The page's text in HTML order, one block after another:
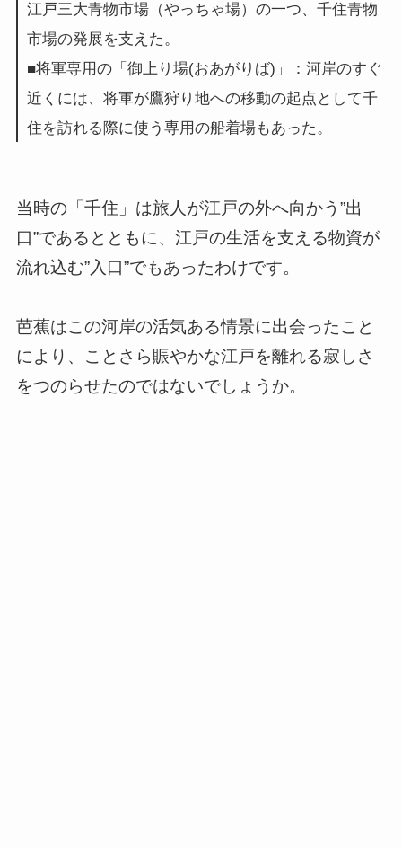
江戸三大青物市場（やっちゃ場）の一つ、千住青物
市場の発展を支えた。
■将軍専用の「御上り場(おあがりば)」：河岸のすぐ
近くには、将軍が鷹狩り地への移動の起点として千
住を訪れる際に使う専用の船着場もあった。
当時の「千住」は旅人が江戸の外へ向かう”出
口”であるとともに、江戸の生活を支える物資が
流れ込む”入口”でもあったわけです。
芭蕉はこの河岸の活気ある情景に出会ったこと
により、ことさら賑やかな江戸を離れる寂しさ
をつのらせたのではないでしょうか。